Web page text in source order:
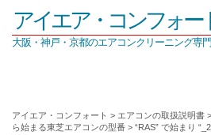
アイエア・コンフォー
大阪・神戸・京都のエアコンクリーニング専
アイエア・コンフォート > エアコンの取扱説明書 >
ら始まる東芝エアコンの型番 > “RAS” で始まり